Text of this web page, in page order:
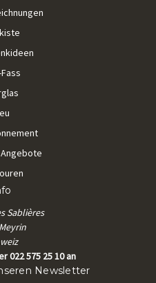
Sablières
022 575 25 10 an
Newsletter